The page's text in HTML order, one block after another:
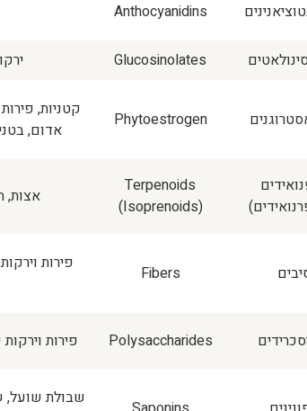
Anthocyanidins
Glucosinolates
Phytoestrogen
קטניות,
אדום,
Terpenoids
(Isoprenoids)
אצות,
Fibers
פירות
Polysaccharides פירות
שבולת שועל,